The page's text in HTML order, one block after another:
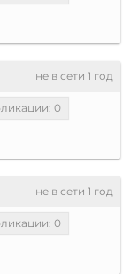
не в сети 1 год
0
не в сети 1 год
0